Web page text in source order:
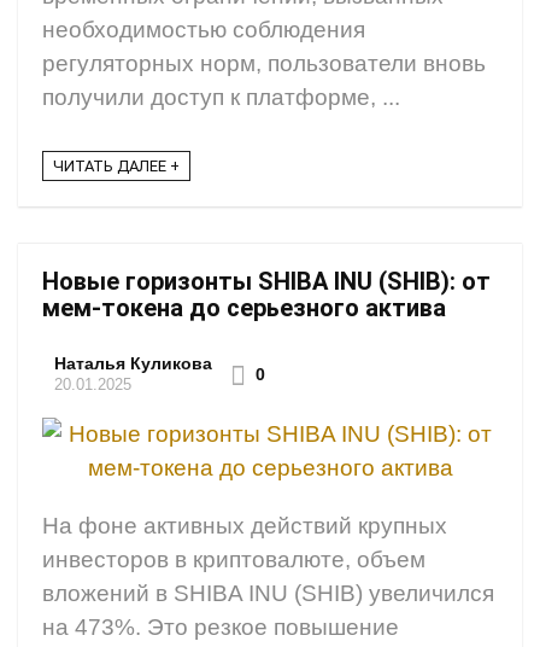
необходимостью соблюдения
регуляторных норм, пользователи вновь
получили доступ к платформе, ...
ЧИТАТЬ ДАЛЕЕ +
Новые горизонты SHIBA INU (SHIB): от
мем-токена до серьезного актива
Наталья Куликова
20.01.2025
0
На фоне активных действий крупных
инвесторов в криптовалюте, объем
вложений в SHIBA INU (SHIB) увеличился
на 473%. Это резкое повышение